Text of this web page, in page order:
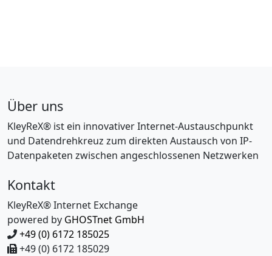
Über uns
KleyReX® ist ein innovativer Internet-Austauschpunkt
und Datendrehkreuz zum direkten Austausch von IP-
Datenpaketen zwischen angeschlossenen Netzwerken
Kontakt
KleyReX® Internet Exchange
powered by GHOSTnet GmbH
+49 (0) 6172 185025
+49 (0) 6172 185029